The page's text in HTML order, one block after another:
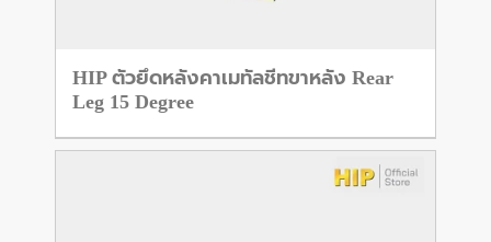
HIP ตัวยึดหลังคาเมทัลชีทขาหลัง Rear
Leg 15 Degree